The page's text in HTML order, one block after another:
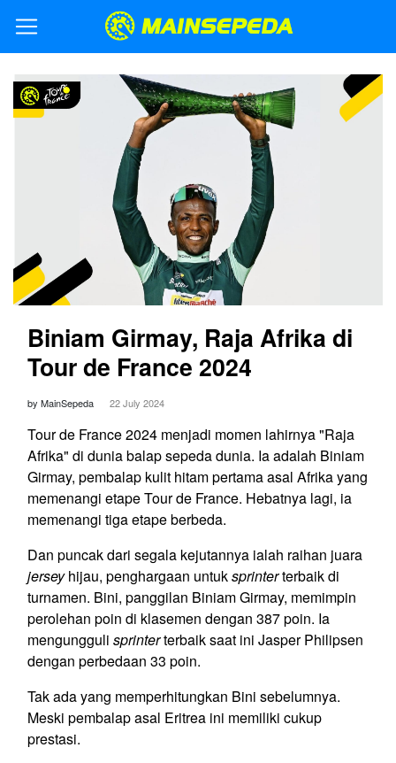
Biniam Girmay, Raja Afrika di
Tour de France 2024
by MainSepeda 22 July 2024
Tour de France 2024 menjadi momen lahirnya "Raja
Afrika" di dunia balap sepeda dunia. Ia adalah Biniam
Girmay, pembalap kulit hitam pertama asal Afrika yang
memenangi etape Tour de France. Hebatnya lagi, ia
memenangi tiga etape berbeda.
Dan puncak dari segala kejutannya ialah raihan juara
jerseyhijau, penghargaan untuksprinterterbaik di
turnamen. Bini, panggilan Biniam Girmay, memimpin
perolehan poin di klasemen dengan 387 poin. Ia
mengungguli sprinterterbaik saat ini Jasper Philipsen
dengan perbedaan 33 poin.
Tak ada yang memperhitungkan Bini sebelumnya.
Meski pembalap asal Eritrea ini memiliki cukup
prestasi.